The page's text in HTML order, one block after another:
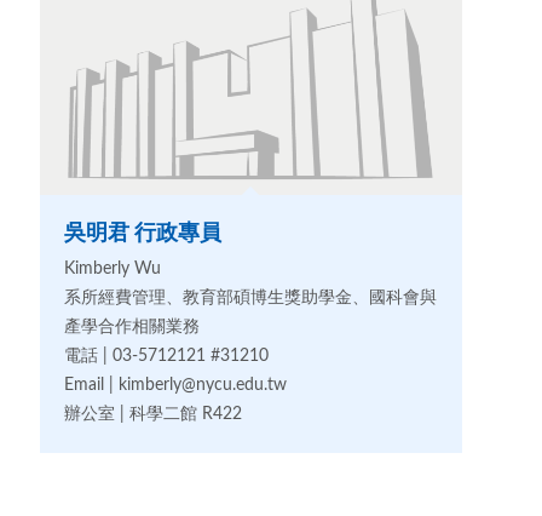
吳明君 行政專員
Kimberly Wu
系所經費管理、教育部碩博生獎助學金、國科會與
產學合作相關業務
電話 | 03-5712121 #31210
Email | kimberly@nycu.edu.tw
辦公室 | 科學二館 R422